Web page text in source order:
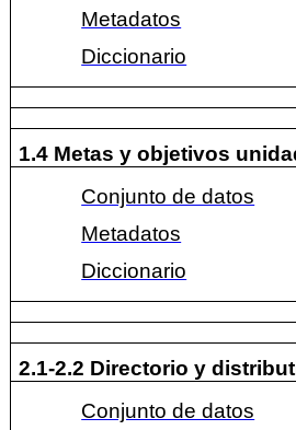
Metadatos
Diccionario
1.4 Metas y objetivos
Conjunto de datos
Metadatos
Diccionario
2.1-2.2 Directorio y
Conjunto de datos